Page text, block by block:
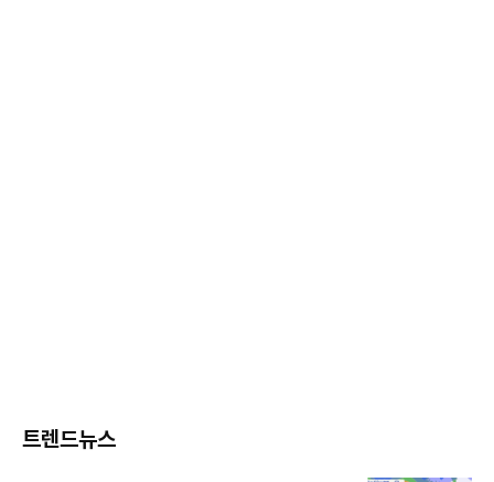
트렌드뉴스